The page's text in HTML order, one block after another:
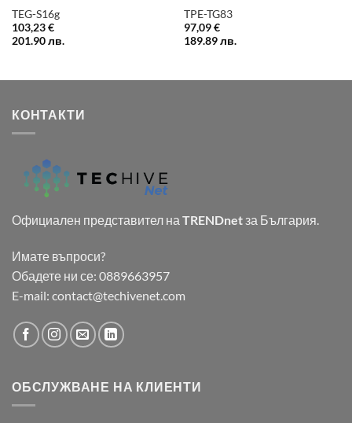
TEG-S16g
103,23€
201.90лв.
TPE-TG83
97,09€
189.89лв.
КОНТАКТИ
Официален представител на TRENDnetза България.
Имате въпроси?
Обадете ни се: 0889663957
E-mail: contact@techivenet.com
ОБСЛУЖВАНЕ НА КЛИЕНТИ